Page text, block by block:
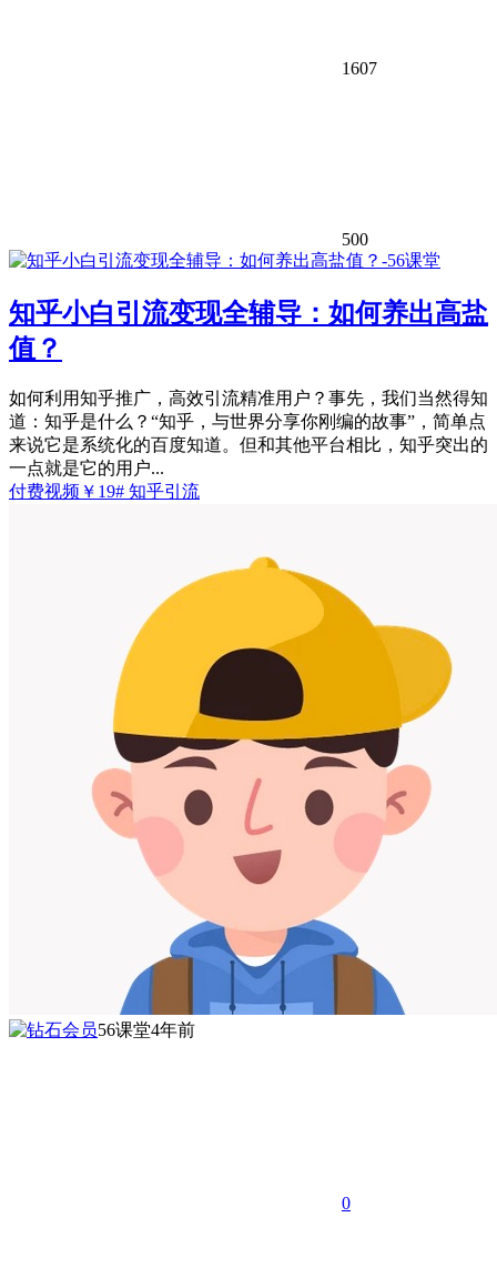
1607
500
知乎小白引流变现全辅导：如何养出高盐
值？
如何利用知乎推广，高效引流精准用户？事先，我们当然得知
道：知乎是什么？“知乎，与世界分享你刚编的故事”，简单点
来说它是系统化的百度知道。但和其他平台相比，知乎突出的
一点就是它的用户...
付费视频 ￥ 19# 知乎引流
56课堂4年前
0